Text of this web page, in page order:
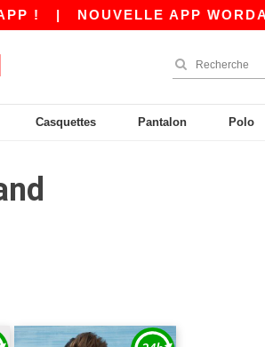
!| NOUVELLE APP
Casquettes Pantalon Polo